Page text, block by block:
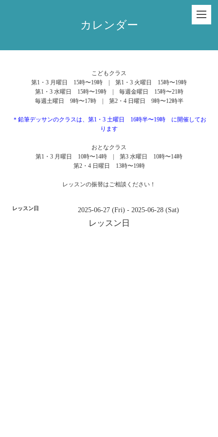
カレンダー
こどもクラス
第1・3 月曜日 15時〜19時 | 第1・3 火曜日 15時〜19時
第1・3 水曜日 15時〜19時 | 毎週金曜日 15時〜21時
毎週土曜日 9時〜17時 | 第2・4 日曜日 9時〜12時半
＊鉛筆デッサンのクラスは、第1・3 土曜日 16時半〜19時 に開催してお
ります
おとなクラス
第1・3 月曜日 10時〜14時 | 第3 水曜日 10時〜14時
第2・4 日曜日 13時〜19時
レッスンの振替はご相談ください！
レッスン日 2025-06-27 (Fri) - 2025-06-28 (Sat)
レッスン日